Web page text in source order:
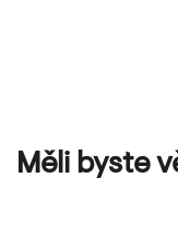
Měli byste